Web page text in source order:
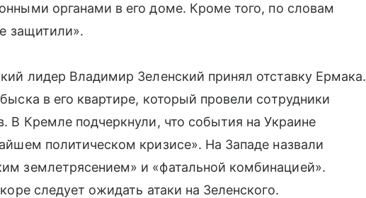
органами в его доме. Кроме того, по словам
защитили».
лидер Владимир Зеленский принял отставку Ермака.
в его квартире, который провели сотрудники
В Кремле подчеркнули, что события на Украине
политическом кризисе». На Западе назвали
землетрясением» и «фатальной комбинацией».
следует ожидать атаки на Зеленского.